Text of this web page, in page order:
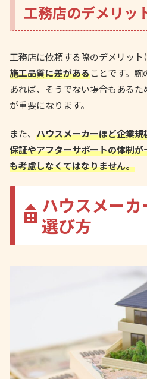
工務店のデメリッ
工務店に依頼する際のデメリット
施工品質に差があることです。腕
あれば、そうでない場合もある
が重要になります。
また、 ハウスメーカーほど企業
保証やアフターサポートの体制
も考慮しなくてはなりません。
ハウスメー
選び方